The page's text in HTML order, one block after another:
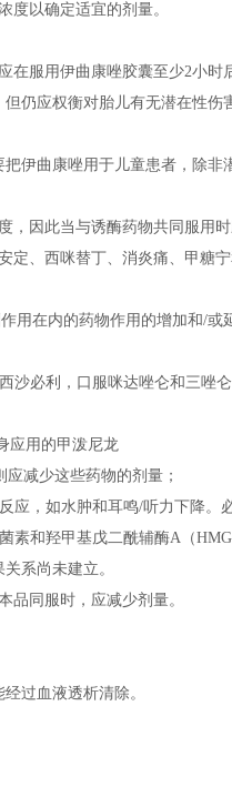
度以确定适宜的剂量。
服用伊曲康唑胶囊至少2小时
仍应权衡对胎儿有无潜在性伤
伊曲康唑用于儿童患者，除非
因此当与诱酶药物共同服用时
定、西咪替丁、消炎痛、甲糖
用在内的药物作用的增加和/或
必利，口服咪达唑仑和三唑
应用的甲泼尼龙
应减少这些药物的剂量；
，如水肿和耳鸣/听力下降。
和羟甲基戊二酰辅酶A（
系尚未建立。
品同服时，应减少剂量。
过血液透析清除。